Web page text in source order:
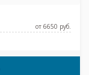
от 6650 pуб.